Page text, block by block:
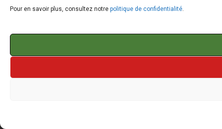
Pour en savoir plus, consultez notre politique de confidentialité.